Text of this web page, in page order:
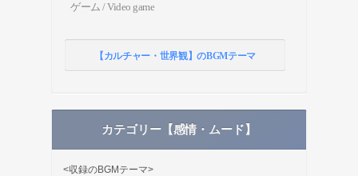
ゲーム / Video game
【カルチャー・世界観】のBGMテーマ
カテゴリー【感情・ムード】
<収録のBGMテーマ>